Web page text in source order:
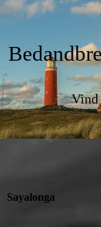
Vind
Sayalonga